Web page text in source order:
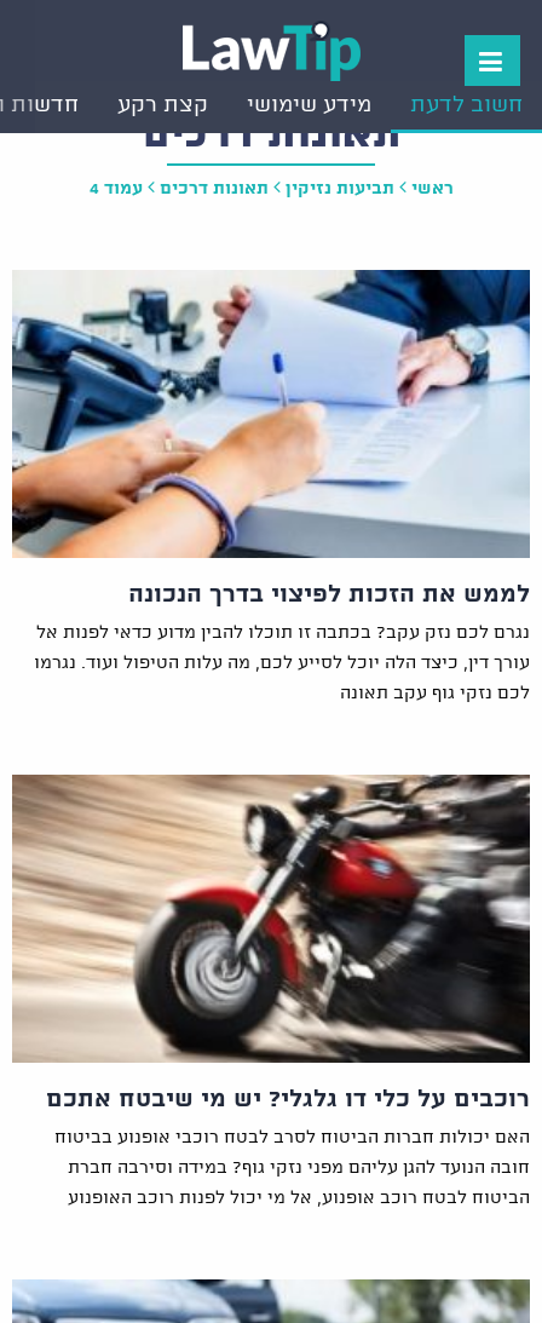
חשוב לדעת מידע שימושי קצת רקע חדשות
תאונות דרכים
ראשי תביעות נזיקין תאונות דרכים עמוד 4
לממש את הזכות לפיצוי בדרך הנכונה
נגרם לכם נזק עקב? בכתבה זו תוכלו להבין מדוע כדאי לפנות אל
עורך דין, כיצד הלה יוכל לסייע לכם, מה עלות הטיפול ועוד. נגרמו
לכם נזקי גוף עקב תאונה
רוכבים על כלי דו גלגלי? יש מי שיבטח אתכם
האם יכולות חברות הביטוח לסרב לבטח רוכבי אופנוע בביטוח
חובה הנועד להגן עליהם מפני נזקי גוף? במידה וסירבה חברת
הביטוח לבטח רוכב אופנוע, אל מי יכול לפנות רוכב האופנוע